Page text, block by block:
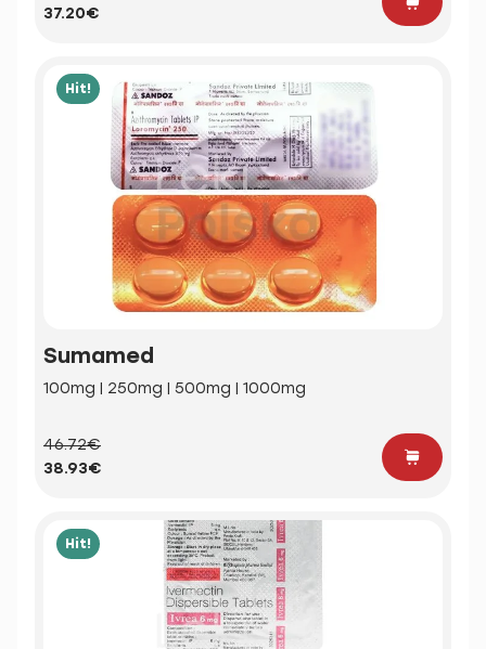
37.20€
Hit!
Sumamed
100mg | 250mg | 500mg | 1000mg
46.72€
38.93€
Hit!